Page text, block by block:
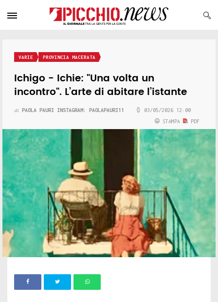
VARIE PROVINCIA MACERATA
Ichigo - Ichie: "Una volta un
incontro". L’arte di abitare l’istante
di PAOLA PAURI INSTAGRAM: PAOLAPAURI11
03/05/2026 12:00
STAMPA
PDF